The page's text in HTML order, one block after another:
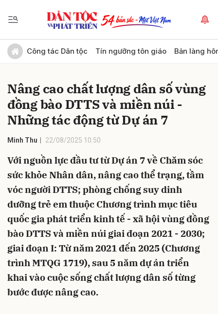
Công tác Dân tộc Tín ngưỡng tôn giáo Bản làng
Nâng cao chất lượng dân số vùng
đồng bào DTTS và miền núi -
Những tác động từ Dự án 7
Minh Thu 22/08/2025 10:50
Với nguồn lực đầu tư từ Dự án 7 về Chăm sóc
sức khỏe Nhân dân, nâng cao thể trạng, tầm
vóc người DTTS; phòng chống suy dinh
dưỡng trẻ em thuộc Chương trình mục tiêu
quốc gia phát triển kinh tế - xã hội vùng đồng
bào DTTS và miền núi giai đoạn 2021 - 2030;
giai đoạn I: Từ năm 2021 đến 2025 (Chương
trình MTQG 1719), sau 5 năm dự án triển
khai vào cuộc sống chất lượng dân số từng
bước được nâng cao.
Gửi bình luận